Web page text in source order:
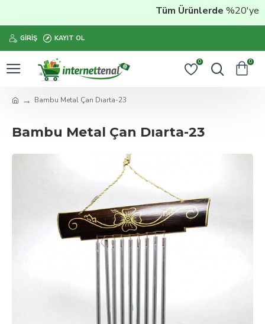
Tüm Ürünlerde%20'ye
GIRIŞ KAYIT OL
0 0
Bambu Metal Çan Dıarta-23
Bambu Metal Çan Dıarta-23